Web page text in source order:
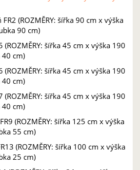
(ROZMĚRY: šířka 90 cm x výška
90 cm)
(ROZMĚRY: šířka 45 cm x výška 190
cm)
(ROZMĚRY: šířka 45 cm x výška 190
cm)
(ROZMĚRY: šířka 45 cm x výška 190
cm)
(ROZMĚRY: šířka 125 cm x výška
55 cm)
(ROZMĚRY: šířka 100 cm x výška
25 cm)